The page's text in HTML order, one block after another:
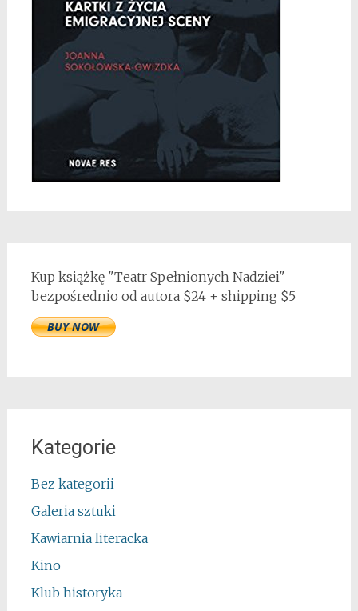
Kup książkę "Teatr Spełnionych Nadziei"
bezpośrednio od autora $24 + shipping $5
Kategorie
Bez kategorii
Galeria sztuki
Kawiarnia literacka
Kino
Klub historyka